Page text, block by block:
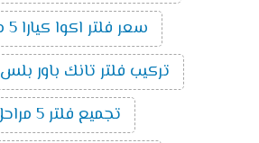
سعر فلتر اكوا كيارا 5 مراحل
تركيب فلتر تانك باور بلس 5 مراحل
تجميع فلتر 5 مراحل